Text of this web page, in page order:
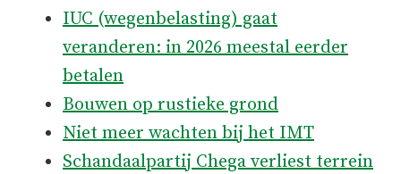
IUC (wegenbelasting) gaat
veranderen: in 2026 meestal eerder
betalen
Bouwen op rustieke grond
Niet meer wachten bij het IMT
Schandaalpartij Chega verliest terrein